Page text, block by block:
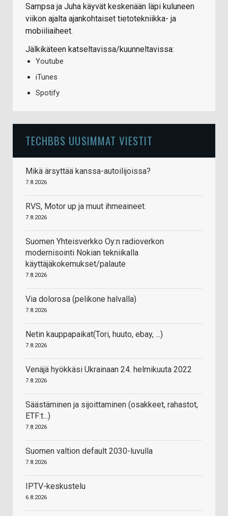
Sampsa ja Juha käyvät keskenään läpi kuluneen
viikon ajalta ajankohtaiset tietotekniikka- ja
mobiiliaiheet.
Jälkikäteen katseltavissa/kuunneltavissa:
Youtube
iTunes
Spotify
TECHBBS UUSIMMAT VIESTIT
Mikä ärsyttää kanssa-autoilijoissa?
7.8.2026
RVS, Motor up ja muut ihmeaineet.
7.8.2026
Suomen Yhteisverkko Oy:n radioverkon
modernisointi Nokian tekniikalla
käyttäjäkokemukset/palaute
7.8.2026
Via dolorosa (pelikone halvalla)
7.8.2026
Netin kauppapaikat(Tori, huuto, ebay, ...)
7.8.2026
Venäjä hyökkäsi Ukrainaan 24. helmikuuta 2022
7.8.2026
Säästäminen ja sijoittaminen (osakkeet, rahastot,
ETF:t...)
7.8.2026
Suomen valtion default 2030-luvulla
7.8.2026
IPTV-keskustelu
6.8.2026